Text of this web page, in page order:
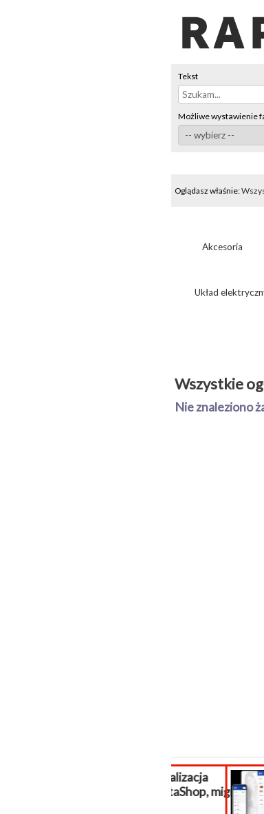
Tekst
Możliwe wystawienie
Oglądasz właśnie:
Akcesoria
Układ
Wszystkie
Nie znaleziono
PrestaShop, migracja...